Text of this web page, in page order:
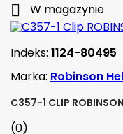
 W magazynie
Indeks: 1124-80495
Marka: Robinson
C357-1 CLIP ROBINSON
(0)